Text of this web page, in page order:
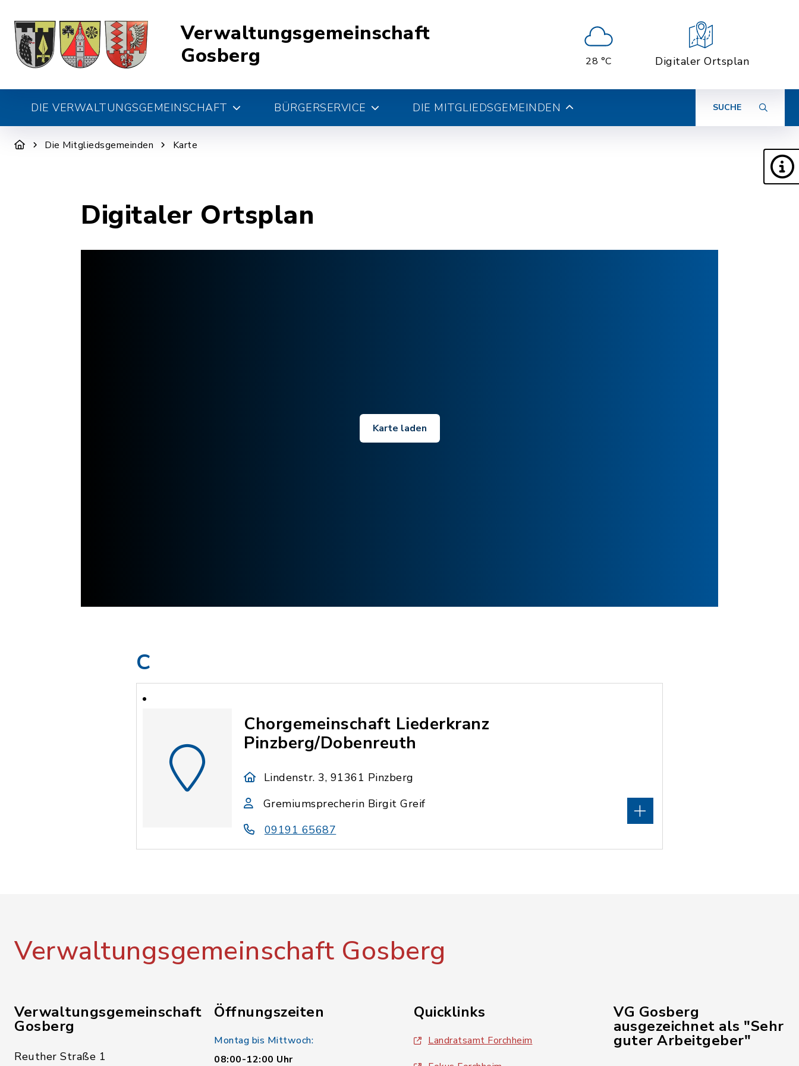
Verwaltungsgemeinschaft
Gosberg
28 °C Digitaler Ortsplan
DIE VERWALTUNGSGEMEINSCHAFT BÜRGERSERVICE DIE MITGLIEDSGEMEINDEN SUCHE
Die Mitgliedsgemeinden Karte
Digitaler Ortsplan
Karte laden
C
Chorgemeinschaft Liederkranz
Pinzberg/Dobenreuth
Lindenstr. 3, 91361 Pinzberg
Gremiumsprecherin Birgit Greif
09191 65687
Verwaltungsgemeinschaft Gosberg
Verwaltungsgemeinschaft
Gosberg
Reuther Straße 1
Öffnungszeiten
Montag bis Mittwoch:
08:00-12:00 Uhr
Quicklinks
Landratsamt Forchheim
VG Gosberg
ausgezeichnet als "Sehr
guter Arbeitgeber"